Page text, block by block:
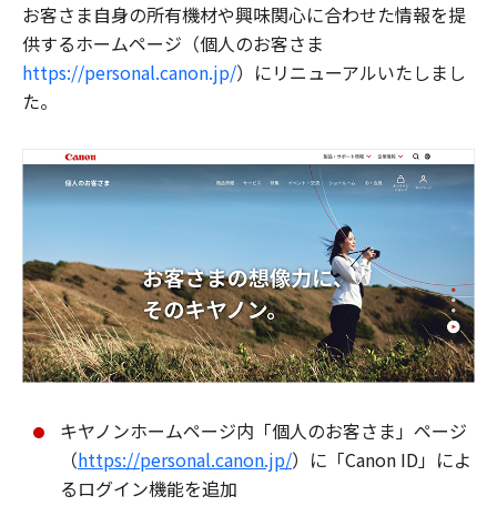
お客さま自身の所有機材や興味関心に合わせた情報を提
供するホームページ（個人のお客さま
https://personal.canon.jp/）にリニューアルいたしまし
た。
キヤノンホームページ内「個人のお客さま」ページ
（https://personal.canon.jp/）に「Canon ID」によ
るログイン機能を追加